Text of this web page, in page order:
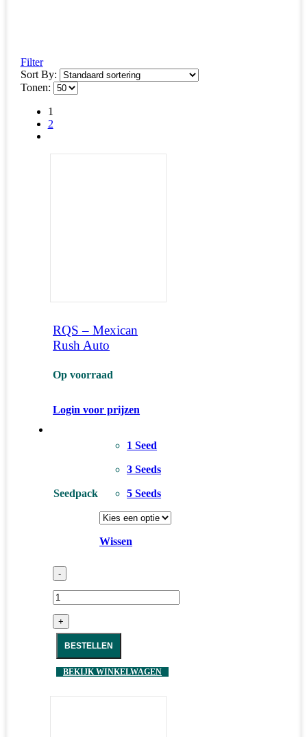
Filter
Sort By:
Tonen:
1
2
RQS – Mexican
Rush Auto
Op voorraad
Login voor prijzen
Seedpack
1 Seed
3 Seeds
5 Seeds
Wissen
-
+
BESTELLEN
BEKIJK WINKELWAGEN